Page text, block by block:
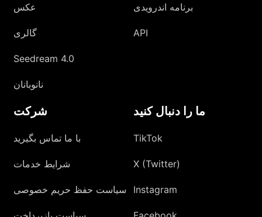
عکس
گالری
Seedream 4.0
نانوبانان
برنامه اندرویدی
API
شرکت
با ما تماس بگیرید
شرایط خدمات
سیاست حفظ حریم خصوصی
ما را دنبال کنید
TikTok
X (Twitter)
Instagram